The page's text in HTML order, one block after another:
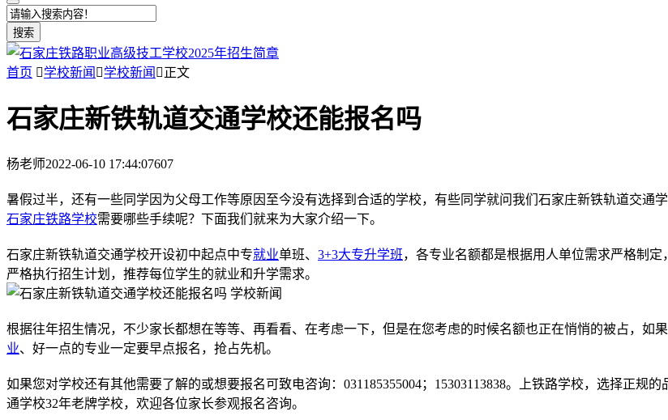
搜索
首页 学校新闻 学校新闻 正文
石家庄新铁轨道交通学校还能报名吗
杨老师2022-06-10 17:44:07607
暑假过半，还有一些同学因为父母工作等原因至今没有选择到合适的学校，有些同学就问我们石家庄新铁轨道交通
石家庄铁路学校需要哪些手续呢？下面我们就来为大家介绍一下。
石家庄新铁轨道交通学校开设初中起点中专就业单班、 3+3大专升学班，各专业名额都是根据用人单位需求严格制定
严格执行招生计划，推荐每位学生的就业和升学需求。
根据往年招生情况，不少家长都想在等等、再看看、在考虑一下，但是在您考虑的时候名额也正在悄悄的被占，如
业、好一点的专业一定要早点报名，抢占先机。
如果您对学校还有其他需要了解的或想要报名可致电咨询：031185355004；15303113838。上铁路学校，选择正规
通学校32年老牌学校，欢迎各位家长参观报名咨询。